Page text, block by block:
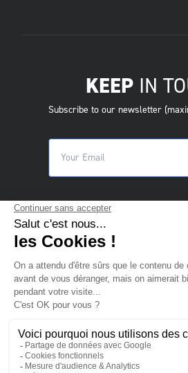
KEEPIN
Subscribe to our newsletter
© 2025 Trilogiq SA.
CS- Čeština